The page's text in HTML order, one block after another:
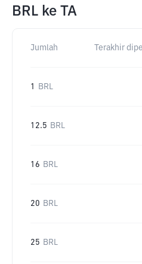
BRL ke TA
Jumlah Terakhir
1 BRL
12.5 BRL
16 BRL
20 BRL
25 BRL